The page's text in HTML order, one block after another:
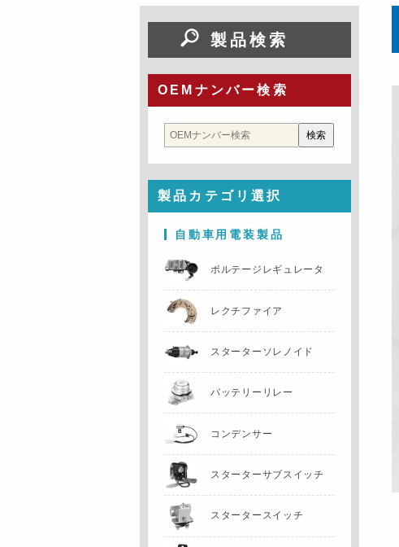
製品検索
OEMナンバー検索
製品カテゴリ選択
自動車用電装製品
ボルテージレギュレータ
レクチファイア
スターターソレノイド
バッテリーリレー
コンデンサー
スターターサブスイッチ
スタータースイッチ